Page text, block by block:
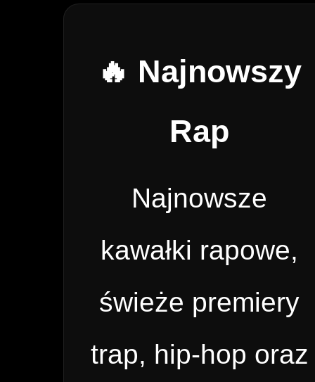
🔥 Najnowszy
Rap
Najnowsze
kawałki rapowe,
świeże premiery
trap, hip-hop oraz